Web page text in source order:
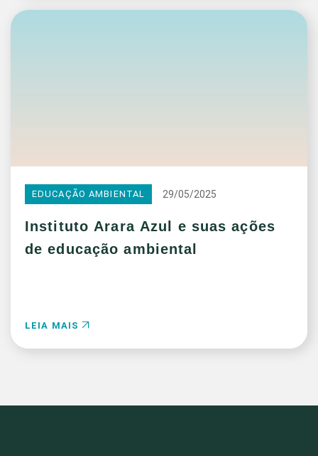
EDUCAÇÃO AMBIENTAL 29/05/2025
Instituto Arara Azul e suas ações
de educação ambiental
LEIA MAIS